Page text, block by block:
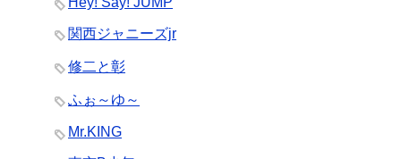
関西ジャニーズjr
修二と彰
ふぉ～ゆ～
Mr.KING